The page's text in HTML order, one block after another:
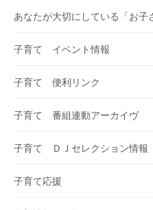
あなたが大切にしている「お子
子育て イベント情報
子育て 便利リンク
子育て 番組連動アーカイヴ
子育て ＤＪセレクション情報
子育て応援